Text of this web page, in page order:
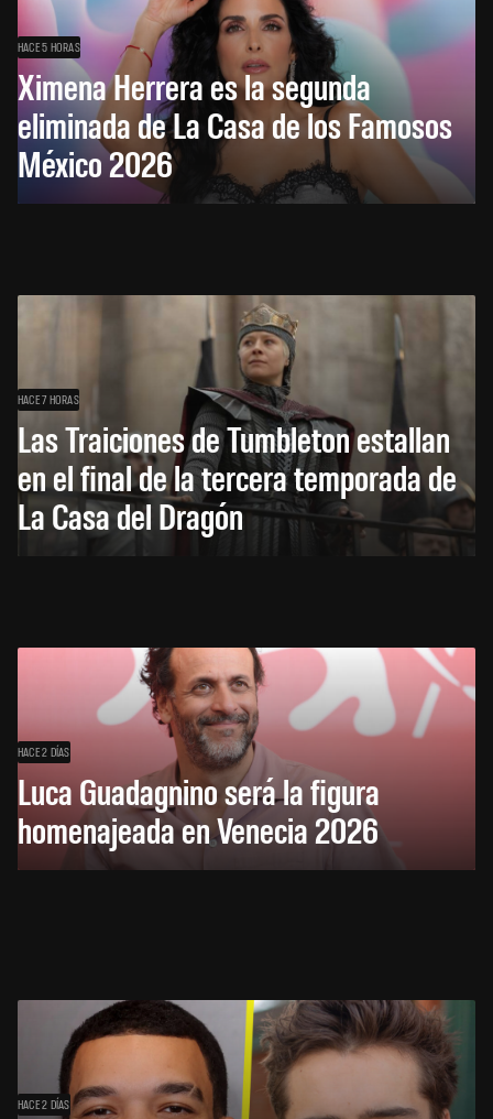
HACE 5 HORAS
Ximena Herrera es la segunda
eliminada de La Casa de los Famosos
México 2026
HACE 7 HORAS
Las Traiciones de Tumbleton estallan
en el final de la tercera temporada de
La Casa del Dragón
HACE 2 DÍAS
Luca Guadagnino será la figura
homenajeada en Venecia 2026
HACE 2 DÍAS